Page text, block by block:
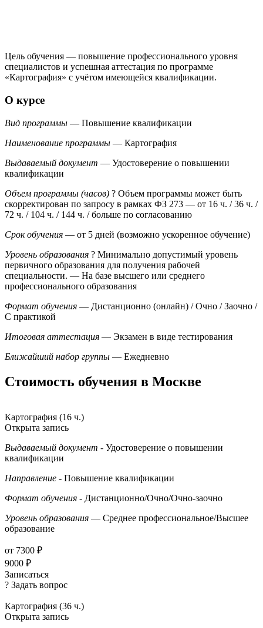
Цель обучения — повышение профессионального уровня
специалистов и успешная аттестация по программе
«Картография» с учётом имеющейся квалификации.
О курсе
Вид программы — Повышение квалификации
Наименование программы — Картография
Выдаваемый документ — Удостоверение о повышении
квалификации
Объем программы (часов) ? Объем программы может быть
скорректирован по запросу в рамках ФЗ 273 — от 16 ч. / 36 ч. /
72 ч. / 104 ч. / 144 ч. / больше по согласованию
Срок обучения — от 5 дней (возможно ускоренное обучение)
Уровень образования ? Минимально допустимый уровень
первичного образования для получения рабочей
специальности. — На базе высшего или среднего
профессионального образования
Формат обучения — Дистанционно (онлайн) / Очно / Заочно /
С практикой
Итоговая аттестация — Экзамен в виде тестирования
Ближайший набор группы — Ежедневно
Стоимость обучения в Москве
Картография (16 ч.)
Открыта запись
Выдаваемый документ - Удостоверение о повышении
квалификации
Направление - Повышение квалификации
Формат обучения - Дистанционно/Очно/Очно-заочно
Уровень образования — Среднее профессиональное/Высшее
образование
от 7300 ₽
9000 ₽
Записаться
? Задать вопрос
Картография (36 ч.)
Открыта запись